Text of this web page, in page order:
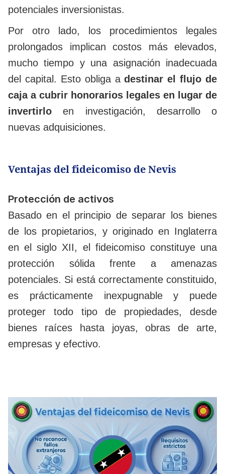
potenciales inversionistas.
Por otro lado, los procedimientos legales
prolongados implican costos más elevados,
mucho tiempo y una asignación inadecuada
del capital. Esto obliga adestinar el flujo de
caja a cubrir honorarios legales en lugar de
invertirlo en investigación, desarrollo o
nuevas adquisiciones.
Ventajas del fideicomiso de Nevis
Protección de activos
Basado en el principio de separar los bienes
de los propietarios, y originado en Inglaterra
en el siglo XII, el fideicomiso constituye una
protección sólida frente a amenazas
potenciales. Si está correctamente constituido,
es prácticamente inexpugnable y puede
proteger todo tipo de propiedades, desde
bienes raíces hasta joyas, obras de arte,
empresas y efectivo.